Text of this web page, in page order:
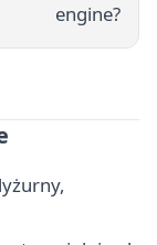
engine?